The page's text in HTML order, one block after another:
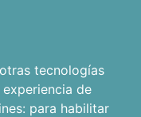
tecnologías
de
para habilitar